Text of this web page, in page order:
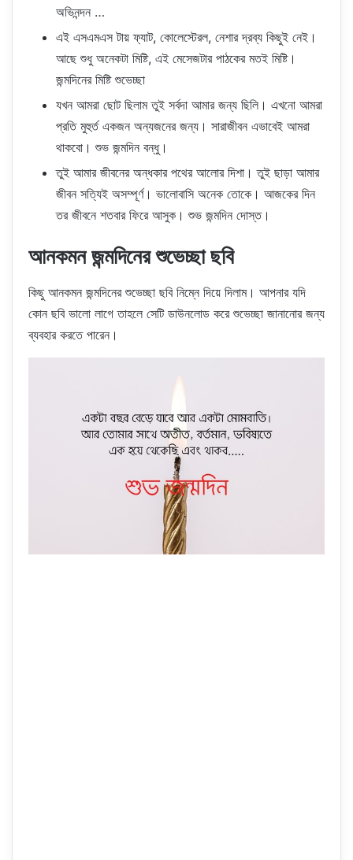
অভিনন্দন …
এই এসএমএস টায় ফ্যাট, কোলেস্টেরল, নেশার দ্রব্য কিছুই নেই।
আছে শুধু অনেকটা মিষ্টি, এই মেসেজটার পাঠকের মতই মিষ্টি।
জন্মদিনের মিষ্টি শুভেচ্ছা
যখন আমরা ছোট ছিলাম তুই সর্বদা আমার জন্য ছিলি। এখনো আমরা
প্রতি মুহুর্ত একজন অন্যজনের জন্য। সারাজীবন এভাবেই আমরা
থাকবো। শুভ জন্মদিন বন্ধু।
তুই আমার জীবনের অন্ধকার পথের আলোর দিশা। তুই ছাড়া আমার
জীবন সত্যিই অসম্পূর্ণ। ভালোবাসি অনেক তোকে। আজকের দিন
তর জীবনে শতবার ফিরে আসুক। শুভ জন্মদিন দোস্ত।
আনকমন জন্মদিনের শুভেচ্ছা ছবি
কিছু আনকমন জন্মদিনের শুভেচ্ছা ছবি নিম্নে দিয়ে দিলাম। আপনার যদি
কোন ছবি ভালো লাগে তাহলে সেটি ডাউনলোড করে শুভেচ্ছা জানানোর জন্য
ব্যবহার করতে পারেন।